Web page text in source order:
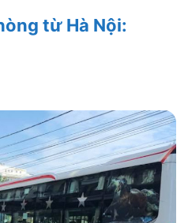
từ Hà Nội: